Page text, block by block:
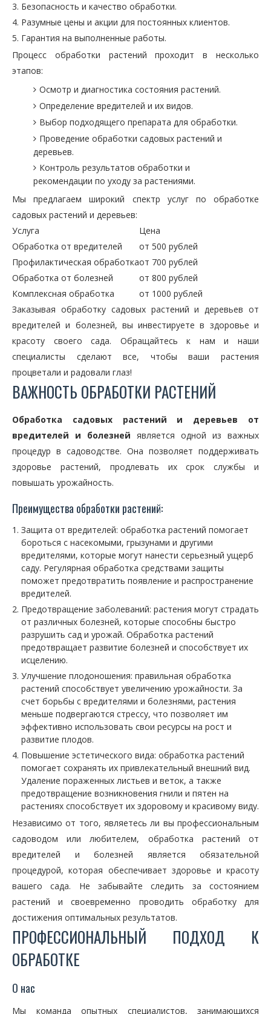
Безопасность и качество обработки.
Разумные цены и акции для постоянных клиентов.
Гарантия на выполненные работы.
Процесс обработки растений проходит в несколько
этапов:
Осмотр и диагностика состояния растений.
Определение вредителей и их видов.
Выбор подходящего препарата для обработки.
Проведение обработки садовых растений и
деревьев.
Контроль результатов обработки и
рекомендации по уходу за растениями.
Мы предлагаем широкий спектр услуг по обработке
садовых растений и деревьев:
Услуга
Цена
Обработка от вредителей
от 500 рублей
Профилактическая обработкаот 700 рублей
Обработка от болезней
от 800 рублей
Комплексная обработка
от 1000 рублей
Заказывая обработку садовых растений и деревьев от
вредителей и болезней, вы инвестируете в здоровье и
красоту своего сада. Обращайтесь к нам и наши
специалисты сделают все, чтобы ваши растения
процветали и радовали глаз!
ВАЖНОСТЬ ОБРАБОТКИ РАСТЕНИЙ
Обработка садовых растений и деревьев от
вредителей и болезней является одной из важных
процедур в садоводстве. Она позволяет поддерживать
здоровье растений, продлевать их срок службы и
повышать урожайность.
Преимущества обработки растений:
Защита от вредителей: обработка растений помогает
бороться с насекомыми, грызунами и другими
вредителями, которые могут нанести серьезный ущерб
саду. Регулярная обработка средствами защиты
поможет предотвратить появление и распространение
вредителей.
Предотвращение заболеваний: растения могут страдать
от различных болезней, которые способны быстро
разрушить сад и урожай. Обработка растений
предотвращает развитие болезней и способствует их
исцелению.
Улучшение плодоношения: правильная обработка
растений способствует увеличению урожайности. За
счет борьбы с вредителями и болезнями, растения
меньше подвергаются стрессу, что позволяет им
эффективно использовать свои ресурсы на рост и
развитие плодов.
Повышение эстетического вида: обработка растений
помогает сохранять их привлекательный внешний вид.
Удаление пораженных листьев и веток, а также
предотвращение возникновения гнили и пятен на
растениях способствует их здоровому и красивому виду.
Независимо от того, являетесь ли вы профессиональным
садоводом или любителем, обработка растений от
вредителей и болезней является обязательной
процедурой, которая обеспечивает здоровье и красоту
вашего сада. Не забывайте следить за состоянием
растений и своевременно проводить обработку для
достижения оптимальных результатов.
ПРОФЕССИОНАЛЬНЫЙ ПОДХОД К
ОБРАБОТКЕ
О нас
Мы команда опытных специалистов, занимающихся